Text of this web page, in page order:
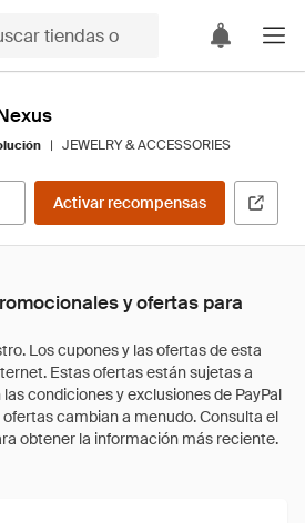
| JEWELRY & ACCESSORIES
Activar recompensas
y ofertas para